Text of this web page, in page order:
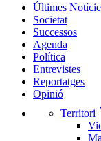
Últimes
Societat
Successos
Agenda
Política
Entrevistes
Reportatges
Opinió
Territori